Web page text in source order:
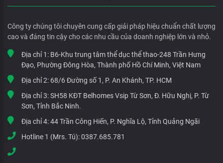
Công ty chúng tôi chuyên cung cấp giải pháp hiệu chuẩn chất lượng
cao và đáng tin cậy cho các nhu cầu của doanh nghiệp lớn và nhỏ.
Địa chỉ 1: B6-Khu trung tâm thể dục thể thao-248 Trần Hưng
Đạo, Phường Đông Hòa, Thành phố Hồ Chí Minh, Việt Nam
Địa chỉ 2: 68/6 Đường số 1, P. An Khánh, TP. HCM
Địa chỉ 3:SH58 KĐT Belhomes Vsip Từ Sơn, Đ. Hữu Nghị, P. Từ
Sơn, Tỉnh Bắc Ninh.
Địa chỉ 4:44 Trần Công Hiến, P. Nghĩa Lộ, Tỉnh Quảng Ngãi
Hotline 1 (Mrs. Tú):0387.685.781